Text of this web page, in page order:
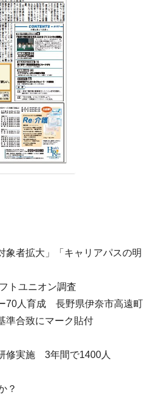
者拡大」「キャリアパスの明
トユニオン調査
70人育成 長野県伊奈市高遠町
準合致にマーク貼付
修実施 3年間で1400人
？